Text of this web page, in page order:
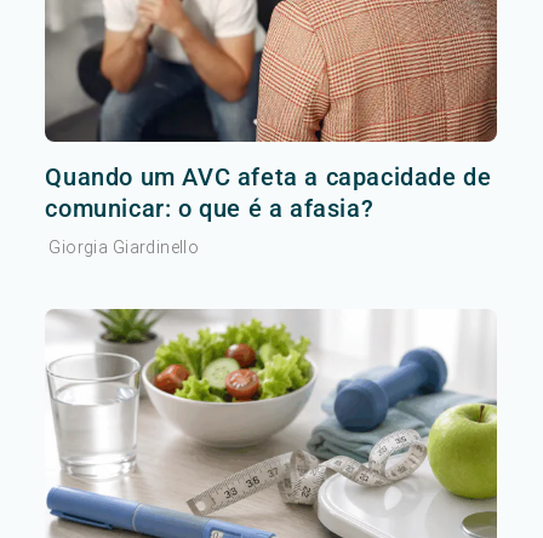
Quando um AVC afeta a capacidade de
comunicar: o que é a afasia?
Giorgia Giardinello